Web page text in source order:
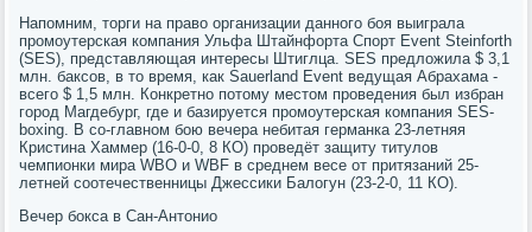
Напомним, торги на право организации данного боя выиграла
промоутерская компания Ульфа Штайнфорта Спорт Event Steinforth
(SES), представляющая интересы Штиглца. SES предложила $ 3,1
млн. баксов, в то время, как Sauerland Event ведущая Абрахама -
всего $ 1,5 млн. Конкретно потому местом проведения был избран
город Магдебург, где и базируется промоутерская компания SES-
boxing. В со-главном бою вечера небитая германка 23-летняя
Кристина Хаммер (16-0-0, 8 КО) проведёт защиту титулов
чемпионки мира WBO и WBF в среднем весе от притязаний 25-
летней соотечественницы Джессики Балогун (23-2-0, 11 КО).
Вечер бокса в Сан-Антонио